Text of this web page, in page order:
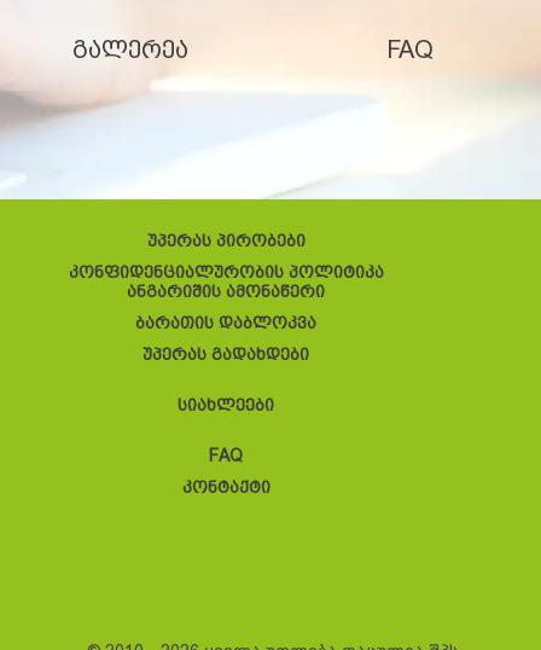
გალერეა FAQ
უპერას პირობები
კონფიდენციალურობის პოლიტიკა
ანგარიშის ამონაწერი
ბარათის დაბლოკვა
უპერას გადახდები
სიახლეები
FAQ
კონტაქტი